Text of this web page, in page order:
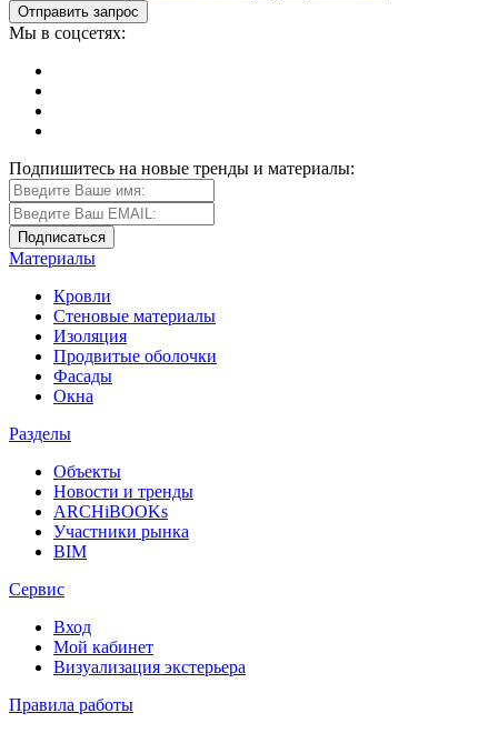
Мы в соцсетях:
Подпишитесь на новые тренды и материалы:
Материалы
Кровли
Стеновые материалы
Изоляция
Продвитые оболочки
Фасады
Окна
Разделы
Объекты
Новости и тренды
ARCHiBOOKs
Участники рынка
BIM
Сервис
Вход
Мой кабинет
Визуализация экстерьера
Правила работы